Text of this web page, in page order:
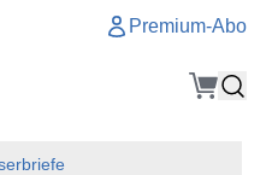
Premium-Abo